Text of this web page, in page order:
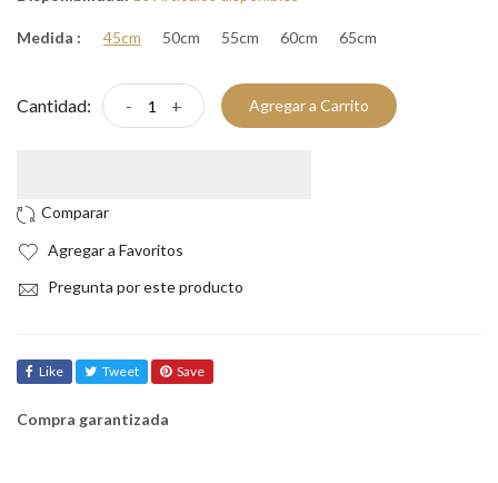
Medida : 45cm 50cm 55cm 60cm 65cm
Cantidad: - + Agregar a Carrito
Agregar a Favoritos
Pregunta por este producto
Like Tweet Save
Compra garantizada